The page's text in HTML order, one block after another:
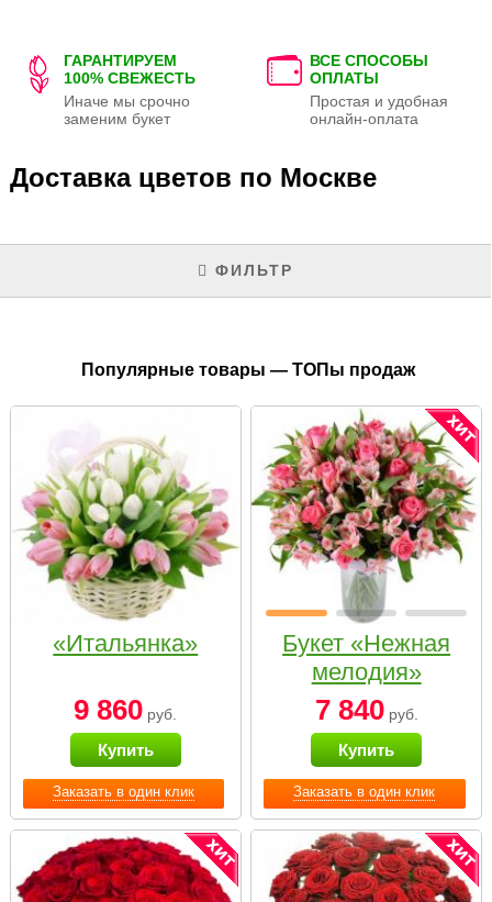
ГАРАНТИРУЕМ
100% СВЕЖЕСТЬ
Иначе мы срочно
заменим букет
ВСЕ СПОСОБЫ
ОПЛАТЫ
Простая и удобная
онлайн-оплата
Доставка цветов по Москве
ФИЛЬТР
Популярные товары — ТОПы продаж
Заказать в один клик
«Итальянка»
9 860 руб.
Купить
Заказать в один клик
Букет «Нежная
мелодия»
7 840руб.
Купить